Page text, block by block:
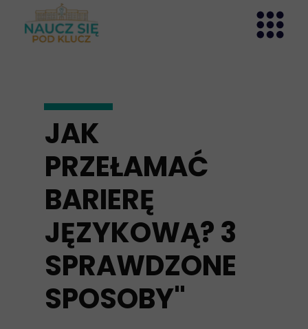
JAK
PRZEŁAMAĆ
BARIERĘ
JĘZYKOWĄ? 3
SPRAWDZONE
SPOSOBY"